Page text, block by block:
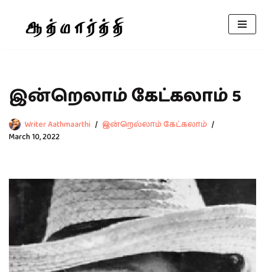
இன்றெலாம் கேட்கலாம் 5
Writer Aathmaarthi
இன்றெல்லாம் கேட்கலாம்
March 10, 2022